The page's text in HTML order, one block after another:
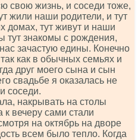
свою жизнь, и соседи тоже,
жили наши родители, и тут
домах, тут живут и наши
знакомы с рождения,
зачастую едины. Конечно
как в обычных семьях и
друг моего сына и сын
свадьбе я оказалась не
соседи.
накрывать на столы
к вечеру сами стали
на октябрь на дворе
всем было тепло. Когда